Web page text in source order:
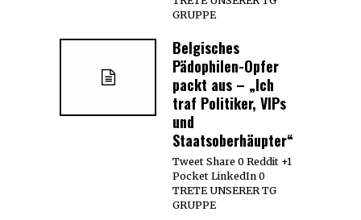
GRUPPE
Belgisches
Pädophilen-Opfer
packt aus – „Ich
traf Politiker, VIPs
und
Staatsoberhäupter“
Tweet Share 0 Reddit +1
Pocket LinkedIn 0
TRETE UNSERER TG
GRUPPE